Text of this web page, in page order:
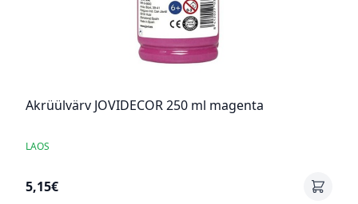
Akrüülvärv JOVIDECOR 250 ml magenta
LAOS
5,15€